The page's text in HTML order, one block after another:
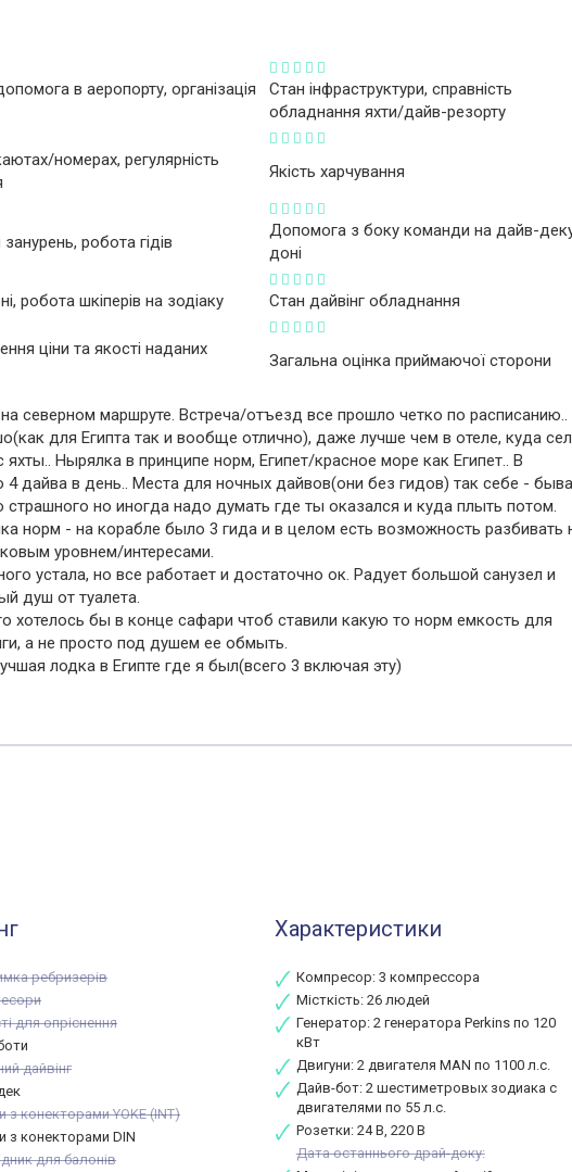
в аеропорту, організація
Стан інфраструктури, справність
обладнання яхти/дайв-резорту
номерах, регулярність
Якість харчування
занурень, робота гідів
Допомога з боку команди на дайв-
доні
робота шкіперів на зодіаку Стан дайвінг обладнання
ціни та якості наданих
Загальна оцінка приймаючої сторони
северном маршруте. Встреча/отъезд все прошло четко по расписанию..
для Египта так и вообще отлично), даже лучше чем в отеле, куда
Нырялка в принципе норм, Египет/красное море как Египет.. В
дайва в день.. Места для ночных дайвов(они без гидов) так себе -
страшного но иногда надо думать где ты оказался и куда плыть потом.
норм - на корабле было 3 гида и в целом есть возможность разбивать
уровнем/интересами.
устала, но все работает и достаточно ок. Радует большой санузел и
душ от туалета.
хотелось бы в конце сафари чтоб ставили какую то норм емкость для
а не просто под душем ее обмыть.
лодка в Египте где я был(всего 3 включая эту)
ребризерів
для опріснення
дайвінг
з конекторами YOKE (INT)
з конекторами DIN
для балонів
Характеристики
Компресор: 3 компрессора
Місткість: 26 людей
Генератор: 2 генератора Perkins по 120
кВт
Двигуни: 2 двигателя MAN по 1100 л.с.
Дайв-бот: 2 шестиметровых зодиака с
двигателями по 55 л.с.
Розетки: 24 В, 220 В
Дата останнього драй-доку: